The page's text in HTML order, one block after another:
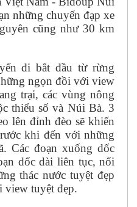
những chuyến đạp xe
cũng như 30 km
đi bắt đầu từ rừng
ngọn đồi với view
trại, các vùng nông
thiểu số và Núi Bà. 3
lên đỉnh đèo sẽ khiến
khi đến với những
Các đoạn xuống dốc
dốc dài liên tục, nối
thác nước tuyệt đẹp
view tuyệt đẹp.